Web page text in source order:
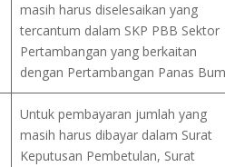
masih harus diselesaikan yang
tercantum dalam SKP PBB Sektor
Pertambangan yang berkaitan
dengan Pertambangan Panas
Untuk pembayaran jumlah yang
masih harus dibayar dalam Surat
Keputusan Pembetulan, Surat